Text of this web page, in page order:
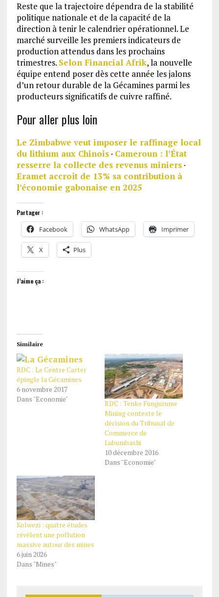
Reste que la trajectoire dépendra de la stabilité
politique nationale et de la capacité de la
direction à tenir le calendrier opérationnel. Le
marché surveille les premiers indicateurs de
production attendus dans les prochains
trimestres. Selon Financial Afrik, la nouvelle
équipe entend poser dès cette année les jalons
d’un retour durable de la Gécamines parmi les
producteurs significatifs de cuivre raffiné.
Pour aller plus loin
Le Zimbabwe veut imposer le raffinage local
du lithium aux Chinois· Cameroun : l’État
resserre la collecte des revenus miniers·
Eramet accroît de 13% sa contribution à
l’économie gabonaise en 2025
Partager :
Facebook WhatsApp Imprimer
X Plus
J’aime ça :
Similaire
RDC : Le Centre Carter
épingle la Gécamines
6 novembre 2017
Dans "Economie"
RDC : Tenke Fungurume
Mining conteste le
décision du Tribunal de
Commerce de
Lubumbashi
10 décembre 2016
Dans "Economie"
Kolwezi : quatre études
révèlent une pollution
massive autour des mines
6 juin 2026
Dans "Mines"